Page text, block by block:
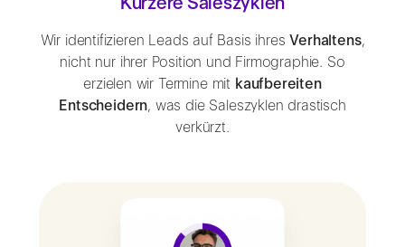
Wir identifizieren Leads auf Basis ihresVerhaltens,
nicht nur ihrer Position und Firmographie. So
erzielen wir Termine mit kaufbereiten
Entscheidern, was die Saleszyklen drastisch
verkürzt.